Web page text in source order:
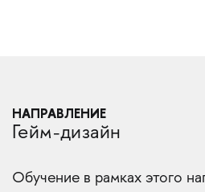
НАПРАВЛЕНИЕ
Гейм-дизайн
Обучение в рамках этого